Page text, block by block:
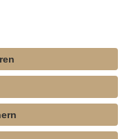
विनिर्देश और विवरण से अलग
इसमें वर्णित उत्पाद में
की गई सभी कार्यक्षमता,
उत्पाद के लाभ, डिजाइन, मूल्य
हैं, लेकिन इन्हीं तक सीमित नहीं
हैं।
Chirana, EMS, Faro,
Sirona, W&H और